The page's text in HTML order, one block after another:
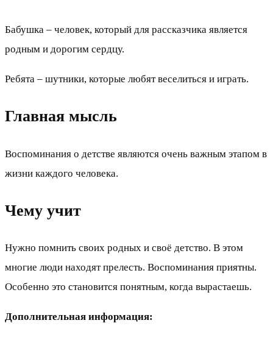
Бабушка – человек, который для рассказчика является
родным и дорогим сердцу.
Ребята – шутники, которые любят веселиться и играть.
Главная мысль
Воспоминания о детстве являются очень важным этапом в
жизни каждого человека.
Чему учит
Нужно помнить своих родных и своё детство. В этом
многие люди находят прелесть. Воспоминания приятны.
Особенно это становится понятным, когда вырастаешь.
Дополнительная информация: